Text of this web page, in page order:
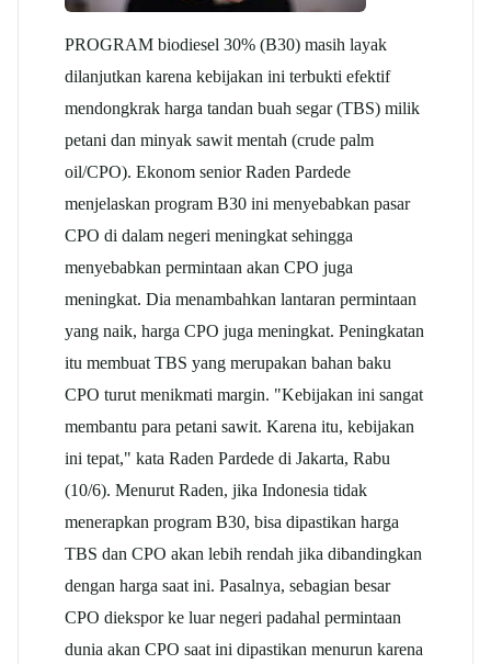
PROGRAM biodiesel 30% (B30) masih layak
dilanjutkan karena kebijakan ini terbukti efektif
mendongkrak harga tandan buah segar (TBS) milik
petani dan minyak sawit mentah (crude palm
oil/CPO). Ekonom senior Raden Pardede
menjelaskan program B30 ini menyebabkan pasar
CPO di dalam negeri meningkat sehingga
menyebabkan permintaan akan CPO juga
meningkat. Dia menambahkan lantaran permintaan
yang naik, harga CPO juga meningkat. Peningkatan
itu membuat TBS yang merupakan bahan baku
CPO turut menikmati margin. "Kebijakan ini sangat
membantu para petani sawit. Karena itu, kebijakan
ini tepat," kata Raden Pardede di Jakarta, Rabu
(10/6). Menurut Raden, jika Indonesia tidak
menerapkan program B30, bisa dipastikan harga
TBS dan CPO akan lebih rendah jika dibandingkan
dengan harga saat ini. Pasalnya, sebagian besar
CPO diekspor ke luar negeri padahal permintaan
dunia akan CPO saat ini dipastikan menurun karena